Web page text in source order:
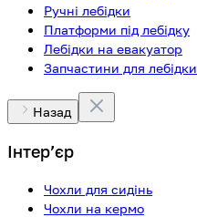
Ручні лебідки
Платформи під лебідку
Лебідки на евакуатор
Запчастини для лебідки
Назад
Інтерʼєр
Чохли для сидінь
Чохли на кермо